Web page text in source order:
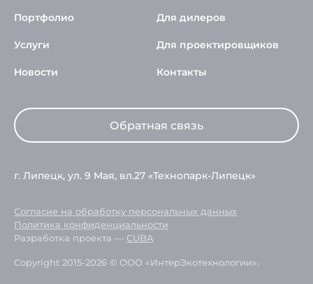
Портфолио
Услуги
Новости
Для дилеров
Для проектировщиков
Контакты
Обратная связь
г. Липецк, ул. 9 Мая, вл.27 «Технопарк-Липецк»
Согласие на обработку персональных данных
Политика конфиденциальности
Разработка проекта — CUBA
Copyright 2015-2026 © ООО «ИнтерЭкотехнологии».